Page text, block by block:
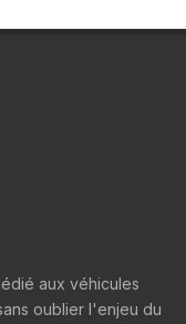
aux véhicules
oublier l'enjeu du